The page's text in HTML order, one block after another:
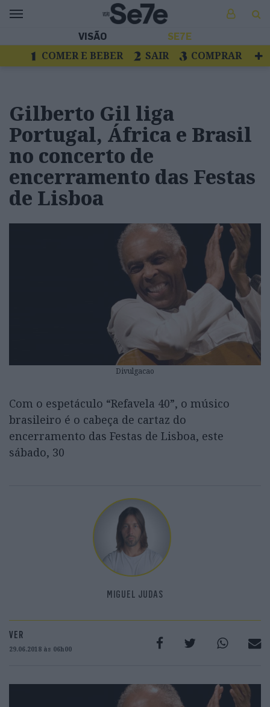
VISÃO SE7E
COMER E BEBER SAIR
COMPRAR
Gilberto Gil liga
Portugal, África e Brasil
no concerto de
encerramento das Festas
de Lisboa
Divulgacao
Com o espetáculo “Refavela 40”, o músico
brasileiro é o cabeça de cartaz do
encerramento das Festas de Lisboa, este
sábado, 30
MIGUEL JUDAS
VER
29.06.2018 às 06h00